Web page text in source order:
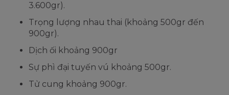
3.600gr).
Trọng lượng nhau thai (khoảng 500gr đến
900gr).
Dịch ối khoảng 900gr
Sự phì đại tuyến vú khoảng 500gr.
Tử cung khoảng 900gr.